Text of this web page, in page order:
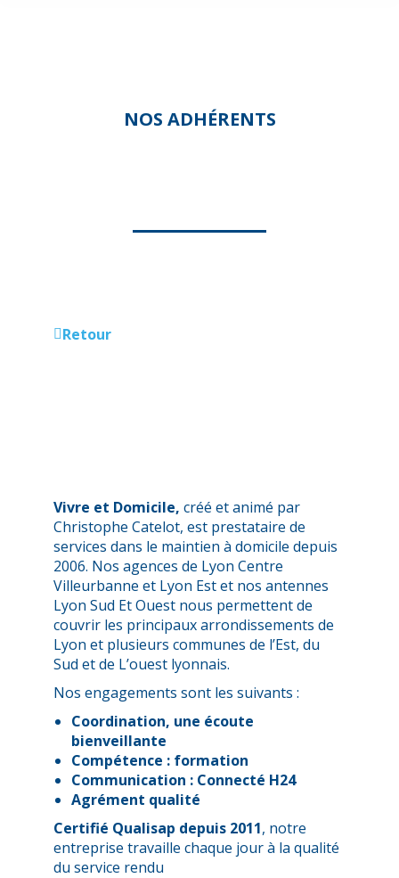
NOS ADHÉRENTS
Retour
Vivre et Domicile, créé et animé par
Christophe Catelot, est prestataire de
services dans le maintien à domicile depuis
2006. Nos agences de Lyon Centre
Villeurbanne et Lyon Est et nos antennes
Lyon Sud Et Ouest nous permettent de
couvrir les principaux arrondissements de
Lyon et plusieurs communes de l’Est, du
Sud et de L’ouest lyonnais.
Nos engagements sont les suivants :
Coordination, une écoute
bienveillante
Compétence : formation
Communication : Connecté H24
Agrément qualité
Certifié Qualisap depuis 2011, notre
entreprise travaille chaque jour à la qualité
du service rendu